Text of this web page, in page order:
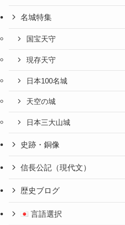
名城特集
国宝天守
現存天守
日本100名城
天空の城
日本三大山城
史跡・銅像
信長公記（現代文）
歴史ブログ
言語選択